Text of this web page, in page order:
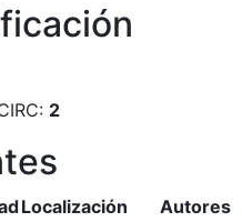
2
Localización
Autores